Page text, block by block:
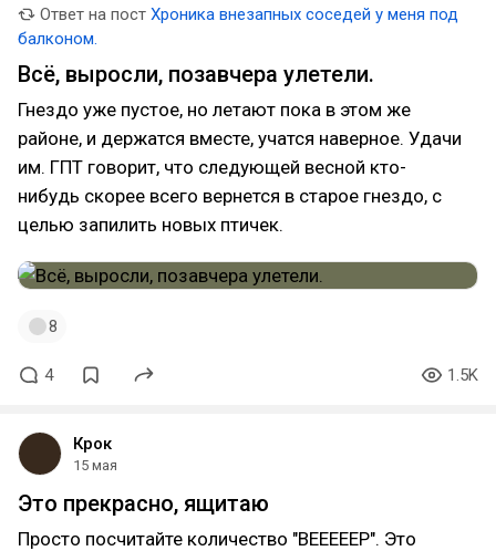
Ответ на пост Хроника внезапных соседей у меня под
балконом.
Всё, выросли, позавчера улетели.
Гнездо уже пустое, но летают пока в этом же
районе, и держатся вместе, учатся наверное. Удачи
им. ГПТ говорит, что следующей весной кто-
нибудь скорее всего вернется в старое гнездо, с
целью запилить новых птичек.
8
4 1.5K
Крок
15 мая
Это прекрасно, ящитаю
Просто посчитайте количество "BEEEEEP". Это